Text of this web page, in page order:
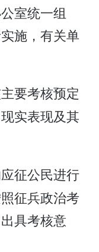
室统一组
施，有关单
要考核预定
实表现及其
征公民进行
征兵政治考
具考核意